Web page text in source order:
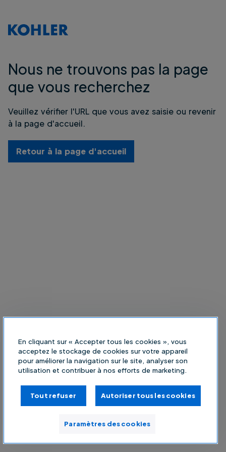
Nous ne trouvons pas la page
que vous recherchez
Veuillez vérifier l'URL que vous avez saisie ou revenir
à la page d'accueil.
Retour à la page d'accueil
En cliquant sur « Accepter tous les cookies », vous
acceptez le stockage de cookies sur votre appareil
pour améliorer la navigation sur le site, analyser son
utilisation et contribuer à nos efforts de marketing.
Tout refuser Autoriser tous les cookies
Paramètres des cookies